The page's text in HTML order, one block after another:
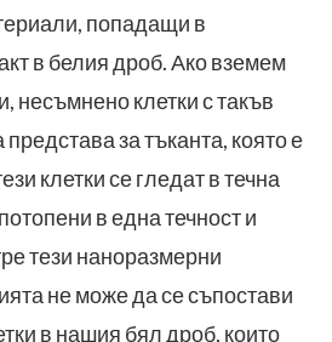
попадащи в
в белия дроб. Ако вземем
несъмнено клетки с такъв
за тъканта, която е
клетки се гледат в течна
в една течност и
тези наноразмерни
не може да се съпостави
в нашия бял дроб, които